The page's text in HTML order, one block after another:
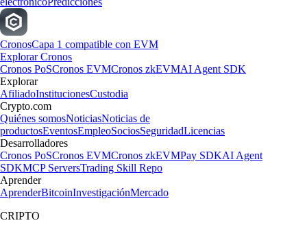
CronosCapa 1 compatible con EVM
Explorar Cronos
Cronos PoSCronos EVMCronos zkEVMAI Agent SDK
Explorar
AfiliadoInstitucionesCustodia
Crypto.com
Quiénes somosNoticiasNoticias de
productosEventosEmpleoSociosSeguridadLicencias
Desarrolladores
Cronos PoSCronos EVMCronos zkEVMPay SDKAI Agent
SDKMCP ServersTrading Skill Repo
Aprender
AprenderBitcoinInvestigaciónMercado
CRIPTO